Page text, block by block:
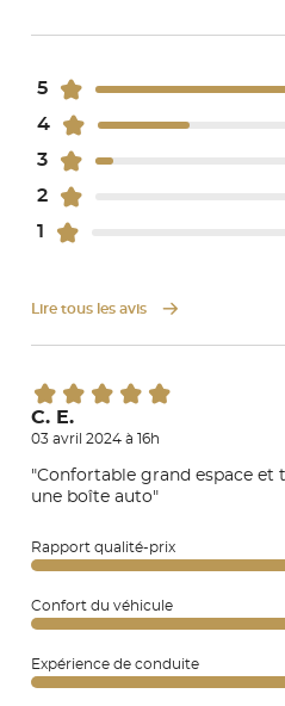
5
4
3
2
1
Lire tous les avis
C. E.
03 avril 2024 à 16h
"Confortable grand espace et
une boîte auto"
Rapport qualité-prix
Confort du véhicule
Expérience de conduite